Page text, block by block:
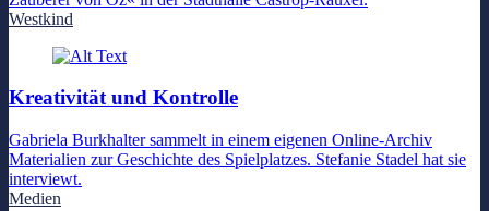
Westkind
Kreativität und Kontrolle
Gabriela Burkhalter sammelt in einem eigenen Online-Archiv
Materialien zur Geschichte des Spielplatzes. Stefanie Stadel hat sie
interviewt.
Medien